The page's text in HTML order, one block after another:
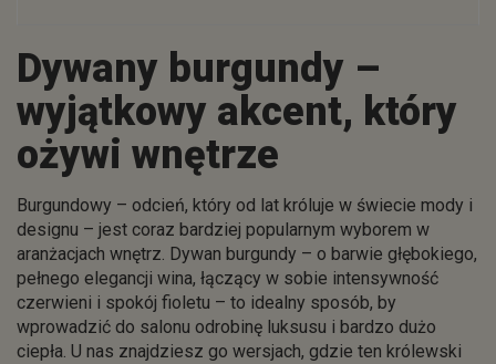
Dywany burgundy –
wyjątkowy akcent, który
ożywi wnętrze
Burgundowy – odcień, który od lat króluje w świecie mody i
designu – jest coraz bardziej popularnym wyborem w
aranżacjach wnętrz. Dywan burgundy – o barwie głębokiego,
pełnego elegancji wina, łączący w sobie intensywność
czerwieni i spokój fioletu – to idealny sposób, by
wprowadzić do salonu odrobinę luksusu i bardzo dużo
ciepła. U nas znajdziesz go wersjach, gdzie ten królewski